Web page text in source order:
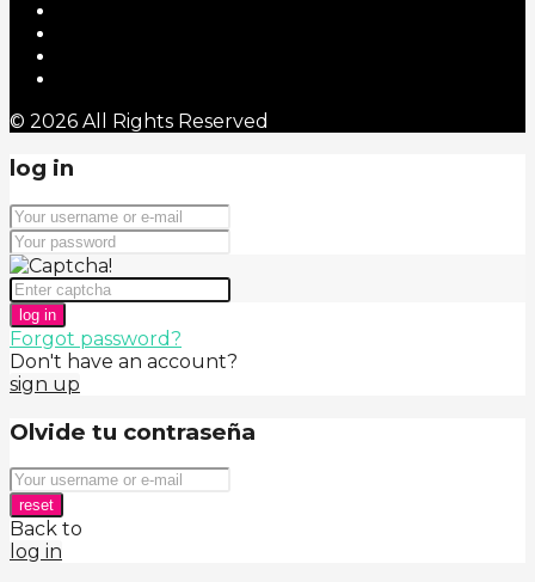
© 2026 All Rights Reserved
log in
log in
Forgot password?
Don't have an account?
sign up
Olvide tu contraseña
reset
Back to
log in